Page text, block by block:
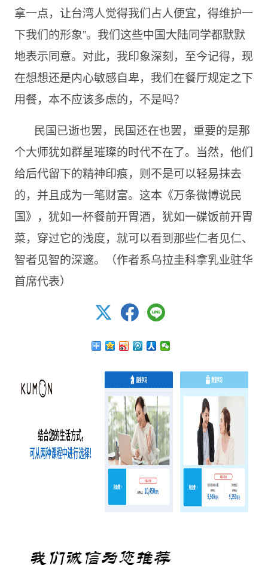
拿一点，让台湾人觉得我们占人便宜，得维护一
下我们的形象”。我们这些中国大陆同学都默默
地表示同意。对此，我印象深刻，至今记得，现
在想想还是内心敏感自卑，我们在餐厅规定之下
用餐，本不应该多虑的，不是吗？
民国已逝也罢，民国还在也罢，重要的是那
个大师犹如群星璀璨的时代不在了。当然，他们
给后代留下的精神印痕，则不是可以轻易抹去
的，并且成为一笔财富。这本《万条微博说民
国》，犹如一杯餐前开胃酒，犹如一碟饭前开胃
菜，穿过它的浅度，就可以看到那些仁者见仁、
智者见智的深邃。（作者系乌拉圭科拿乳业驻华
首席代表）